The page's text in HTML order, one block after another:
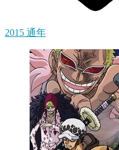
2015 通年